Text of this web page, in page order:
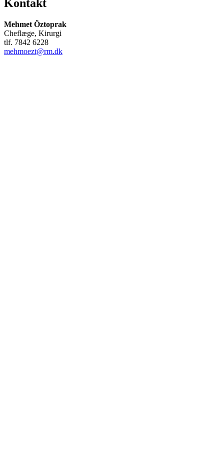
Kontakt
Mehmet Öztoprak
Cheflæge, Kirurgi
tlf. 7842 6228
mehmoezt@rm.dk